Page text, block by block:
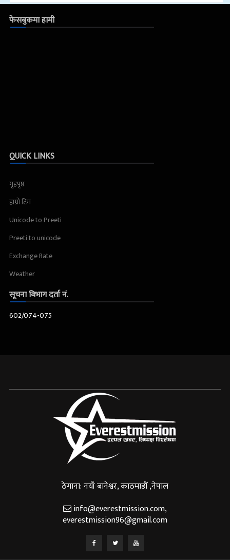
फेसबुकमा हामी
QUICK LINKS
गृहपृष्ठ
हाम्रो टिम
Unicode to Preeti
Preeti to unicode
Exchange Rate
Weather
सूचना बिभाग दर्ता नं.
602/074-075
ठेगाना: नयाँ बानेश्वर, काठमाडौँ ,नेपाल
info@everestmission.com,
everestmission96@gmail.com